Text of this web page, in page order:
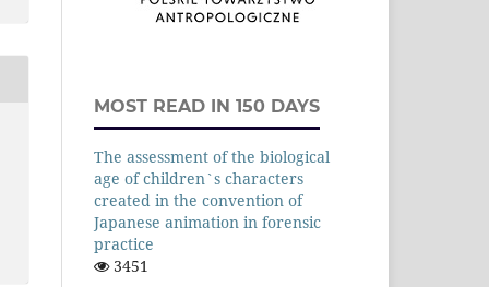
MOST READ IN 150 DAYS
The assessment of the biological
age of children`s characters
created in the convention of
Japanese animation in forensic
practice
3451